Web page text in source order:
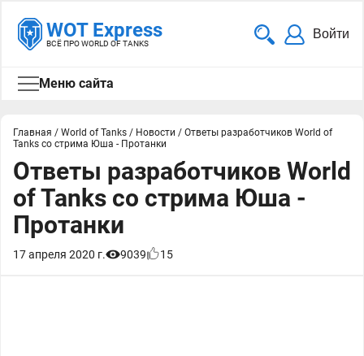
WOT Express
ВСЁ ПРО WORLD OF TANKS
Войти
Меню сайта
Главная / World of Tanks / Новости / Ответы разработчиков World of
Tanks со стрима Юша - Протанки
Ответы разработчиков World
of Tanks со стрима Юша -
Протанки
17 апреля 2020 г. 9039 15